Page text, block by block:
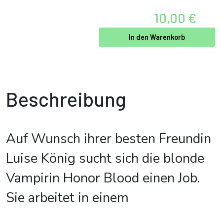
10,00 €
In den Warenkorb
Beschreibung
Auf Wunsch ihrer besten Freundin
Luise König sucht sich die blonde
Vampirin Honor Blood einen Job.
Sie arbeitet in einem